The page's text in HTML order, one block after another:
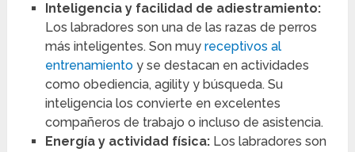
Inteligencia y facilidad de adiestramiento:
Los labradores son una de las razas de perros
más inteligentes. Son muy receptivos al
entrenamientoy se destacan en actividades
como obediencia, agility y búsqueda. Su
inteligencia los convierte en excelentes
compañeros de trabajo o incluso de asistencia.
Energía y actividad física:Los labradores son